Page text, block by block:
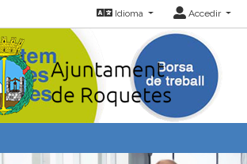
Idioma Accedir